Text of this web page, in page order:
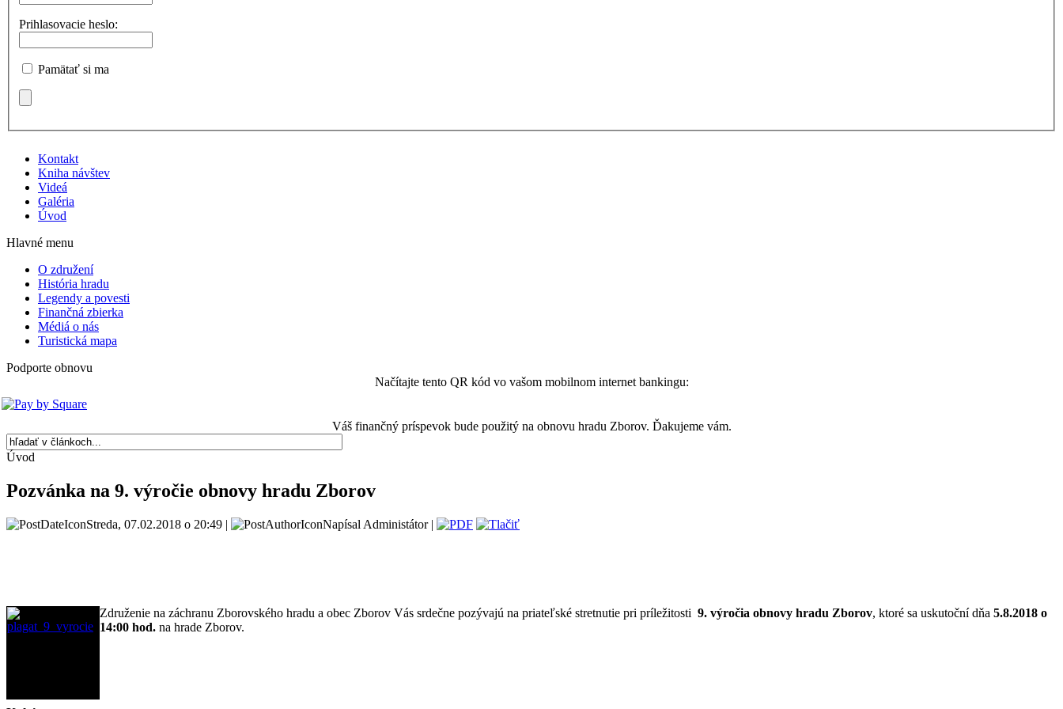
Prihlasovacie heslo:
Pamätať si ma
Kontakt
Kniha návštev
Videá
Galéria
Úvod
Hlavné menu
O združení
História hradu
Legendy a povesti
Finančná zbierka
Médiá o nás
Turistická mapa
Podporte obnovu
Načítajte tento QR kód vo vašom mobilnom internet bankingu:
Váš finančný príspevok bude použitý na obnovu hradu Zborov. Ďakujeme vám.
Úvod
Pozvánka na 9. výročie obnovy hradu Zborov
Streda, 07.02.2018 o 20:49 | Napísal Administátor |
Združenie na záchranu Zborovského hradu a obec Zborov Vás srdečne pozývajú na priateľské stretnutie pri príležitosti 9. výročia obnovy hradu Zborov, ktoré sa uskutoční dňa 5.8.2018 o
14:00 hod. na hrade Zborov.